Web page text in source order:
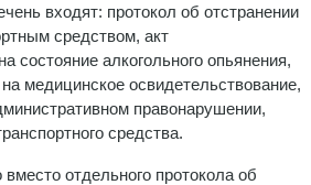
входят: протокол об отстранении
средством, акт
состояние алкогольного опьянения,
медицинское освидетельствование,
правонарушении,
средства.
отдельного протокола об